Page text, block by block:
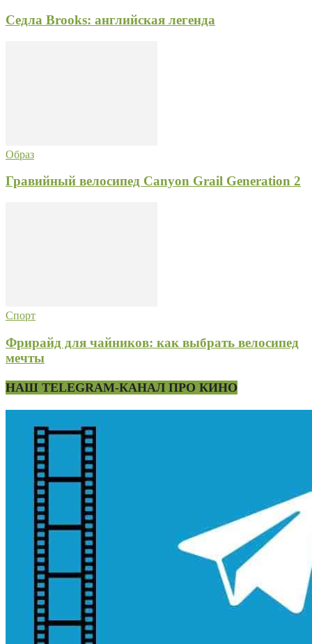
Седла Brooks: английская легенда
Образ
Гравийный велосипед Canyon Grail Generation 2
Спорт
Фрирайд для чайников: как выбрать велосипед
мечты
НАШ TELEGRAM-КАНАЛ ПРО КИНО